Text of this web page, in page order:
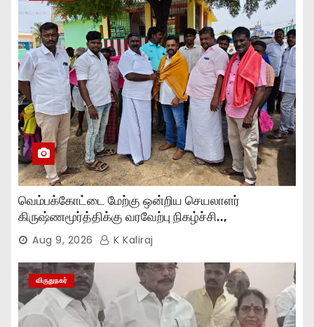
வெம்பக்கோட்டை மேற்கு ஒன்றிய செயலாளர்
கிருஷ்ணமூர்த்திக்கு வரவேற்பு நிகழ்ச்சி..,
Aug 9, 2026 K Kaliraj
விருதுநகர்